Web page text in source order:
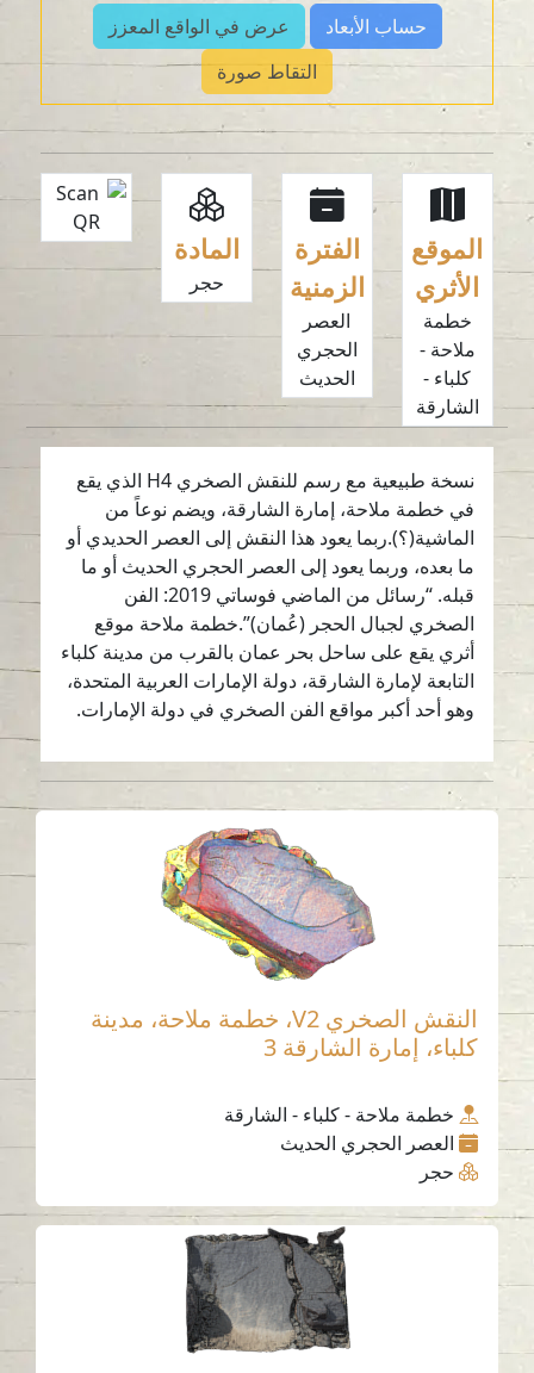
حساب الأبعاد
عرض في الواقع المعزز
التقاط صورة
الموقع
الأثري
خطمة
ملاحة -
كلباء -
الشارقة
الفترة
الزمنية
العصر
الحجري
الحديث
المادة
حجر
نسخة طبيعية مع رسم للنقش الصخري H4 الذي يقع
في خطمة ملاحة، إمارة الشارقة، ويضم نوعاً من
الماشية(؟).ربما يعود هذا النقش إلى العصر الحديدي أو
ما بعده، وربما يعود إلى العصر الحجري الحديث أو ما
قبله. “رسائل من الماضي فوساتي 2019: الفن
الصخري لجبال الحجر (عُمان)”.خطمة ملاحة موقع
أثري يقع على ساحل بحر عمان بالقرب من مدينة كلباء
التابعة لإمارة الشارقة، دولة الإمارات العربية المتحدة،
وهو أحد أكبر مواقع الفن الصخري في دولة الإمارات.
النقش الصخري V2، خطمة ملاحة، مدينة
كلباء، إمارة الشارقة 3
خطمة ملاحة - كلباء - الشارقة
العصر الحجري الحديث
حجر